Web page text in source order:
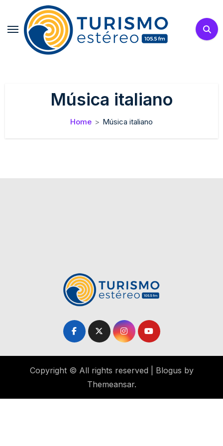
content
Música italiano
Home Música italiano
Copyright © All rights reserved Blogus by
Themeansar.